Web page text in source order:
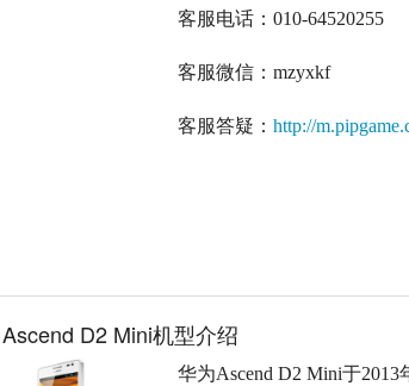
客服电话：010-64520255
客服微信：mzyxkf
客服答疑：http://
Ascend D2 Mini机型介绍
华为Ascend D2 Mini于